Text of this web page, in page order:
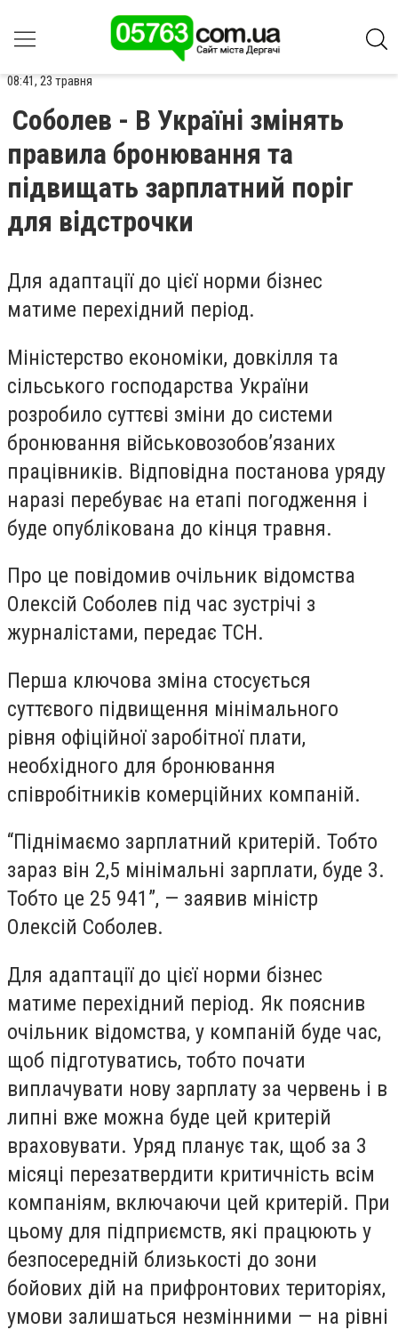
08:41, 23 травня
Соболев - В Україні змінять
правила бронювання та
підвищать зарплатний поріг
для відстрочки
Для адаптації до цієї норми бізнес
матиме перехідний період.
Міністерство економіки, довкілля та
сільського господарства України
розробило суттєві зміни до системи
бронювання військовозобов’язаних
працівників. Відповідна постанова уряду
наразі перебуває на етапі погодження і
буде опублікована до кінця травня.
Про це повідомив очільник відомства
Олексій Соболев під час зустрічі з
журналістами, передає ТСН.
Перша ключова зміна стосується
суттєвого підвищення мінімального
рівня офіційної заробітної плати,
необхідного для бронювання
співробітників комерційних компаній.
“Піднімаємо зарплатний критерій. Тобто
зараз він 2,5 мінімальні зарплати, буде 3.
Тобто це 25 941”, — заявив міністр
Олексій Соболев.
Для адаптації до цієї норми бізнес
матиме перехідний період. Як пояснив
очільник відомства, у компаній буде час,
щоб підготуватись, тобто почати
виплачувати нову зарплату за червень і в
липні вже можна буде цей критерій
враховувати. Уряд планує так, щоб за 3
місяці перезатвердити критичність всім
компаніям, включаючи цей критерій. При
цьому для підприємств, які працюють у
безпосередній близькості до зони
бойових дій на прифронтових територіях,
умови залишаться незмінними — на рівні